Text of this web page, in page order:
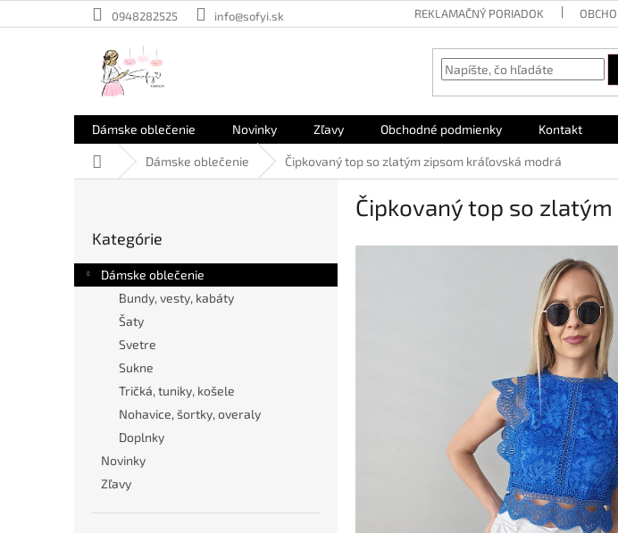
na
0948282525 info@sofyi.sk REKLAMAČNÝ PORIADOK
Dámske oblečenie Novinky Zľavy Obchodné podmienky Kontakt
DomovDámske oblečenie Čipkovaný top so zlatým zipsom kráľovská modrá
ý
p
kategórie
Kategórie
Dámske oblečenie
Bundy, vesty, kabáty
Šaty
Svetre
Sukne
Tričká, tuniky, košele
Nohavice, šortky, overaly
Doplnky
Novinky
Zľavy
Čipkovaný top so